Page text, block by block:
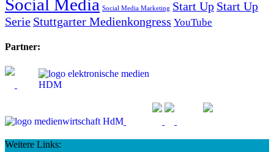
Social Media Social Media Marketing Start Up Start Up
Serie Stuttgarter Medienkongress YouTube
Partner:
Weitere Links: